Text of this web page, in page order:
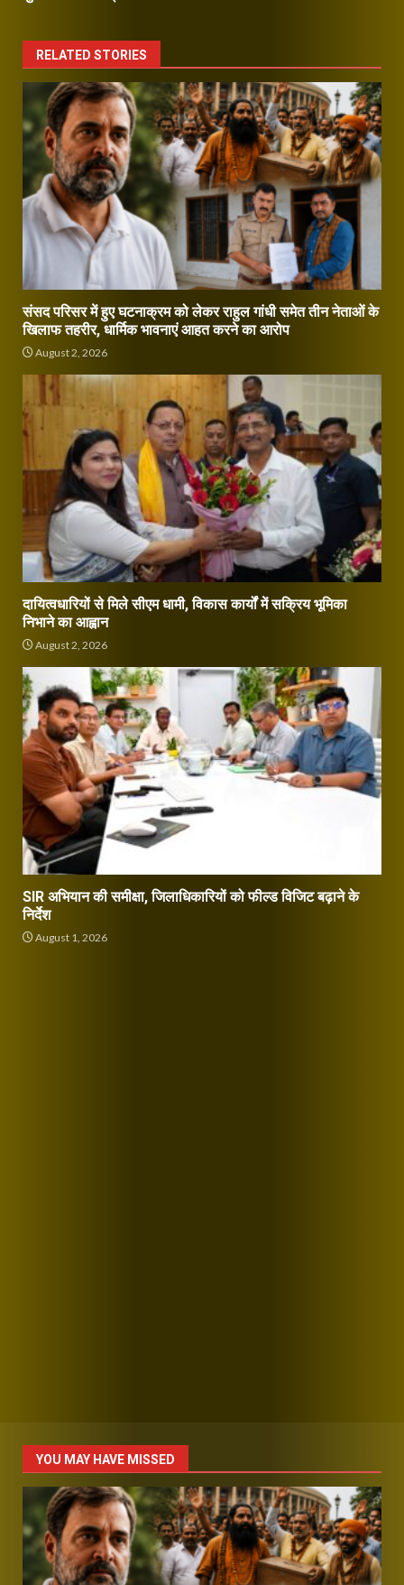
RELATED STORIES
संसद परिसर में हुए घटनाक्रम को लेकर राहुल गांधी समेत तीन नेताओं के
खिलाफ तहरीर, धार्मिक भावनाएं आहत करने का आरोप
August 2, 2026
दायित्वधारियों से मिले सीएम धामी, विकास कार्यों में सक्रिय भूमिका
निभाने का आह्वान
August 2, 2026
SIR अभियान की समीक्षा, जिलाधिकारियों को फील्ड विजिट बढ़ाने के
निर्देश
August 1, 2026
YOU MAY HAVE MISSED